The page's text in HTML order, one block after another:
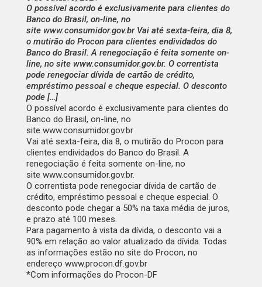
O possível acordo é exclusivamente para clientes do
Banco do Brasil, on-line, no
site www.consumidor.gov.br Vai até sexta-feira, dia 8,
o mutirão do Procon para clientes endividados do
Banco do Brasil. A renegociação é feita somente on-
line, no site www.consumidor.gov.br. O correntista
pode renegociar dívida de cartão de crédito,
empréstimo pessoal e cheque especial. O desconto
pode […]
O possível acordo é exclusivamente para clientes do
Banco do Brasil, on-line, no
site www.consumidor.gov.br
Vai até sexta-feira, dia 8, o mutirão do Procon para
clientes endividados do Banco do Brasil. A
renegociação é feita somente on-line, no
site www.consumidor.gov.br.
O correntista pode renegociar dívida de cartão de
crédito, empréstimo pessoal e cheque especial. O
desconto pode chegar a 50% na taxa média de juros,
e prazo até 100 meses.
Para pagamento à vista da dívida, o desconto vai a
90% em relação ao valor atualizado da dívida. Todas
as informações estão no site do Procon, no
endereço www.procon.df.gov.br
*Com informações do Procon-DF